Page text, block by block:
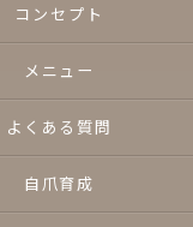
コンセプト
メニュー
よくある質問
自爪育成